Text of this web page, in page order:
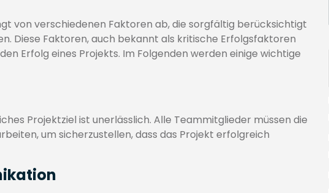
von verschiedenen Faktoren ab, die sorgfältig berücksichtigt
Diese Faktoren, auch bekannt als kritische Erfolgsfaktoren
Erfolg eines Projekts. Im Folgenden werden einige wichtige
Projektziel ist unerlässlich. Alle Teammitglieder müssen die
um sicherzustellen, dass das Projekt erfolgreich